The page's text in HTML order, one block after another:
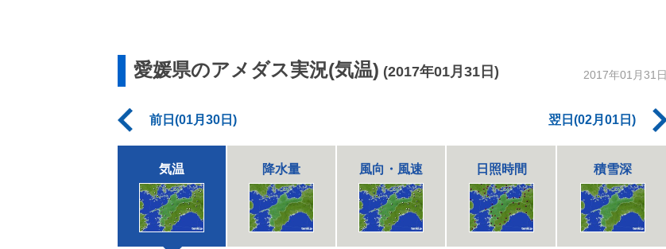
愛媛県のアメダス実況(気温) (2017年01月31日) 2017年01月31日
前日(01月30日) 翌日(02月01日)
気温 降水量 風向・風速 日照時間 積雪深